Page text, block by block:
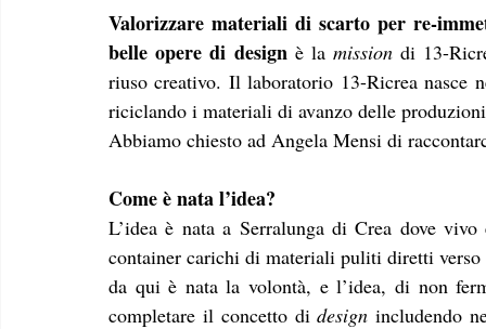
Valorizzare materiali di scarto per re-
belle opere di design è la mission di 13-
riuso creativo. Il laboratorio 13-Ricrea nasce
riciclando i materiali di avanzo delle
Abbiamo chiesto ad Angela Mensi di
Come è nata l’idea?
L’idea è nata a Serralunga di Crea dove
container carichi di materiali puliti diretti
da qui è nata la volontà, e l’idea, di non
completare il concetto di design includendo